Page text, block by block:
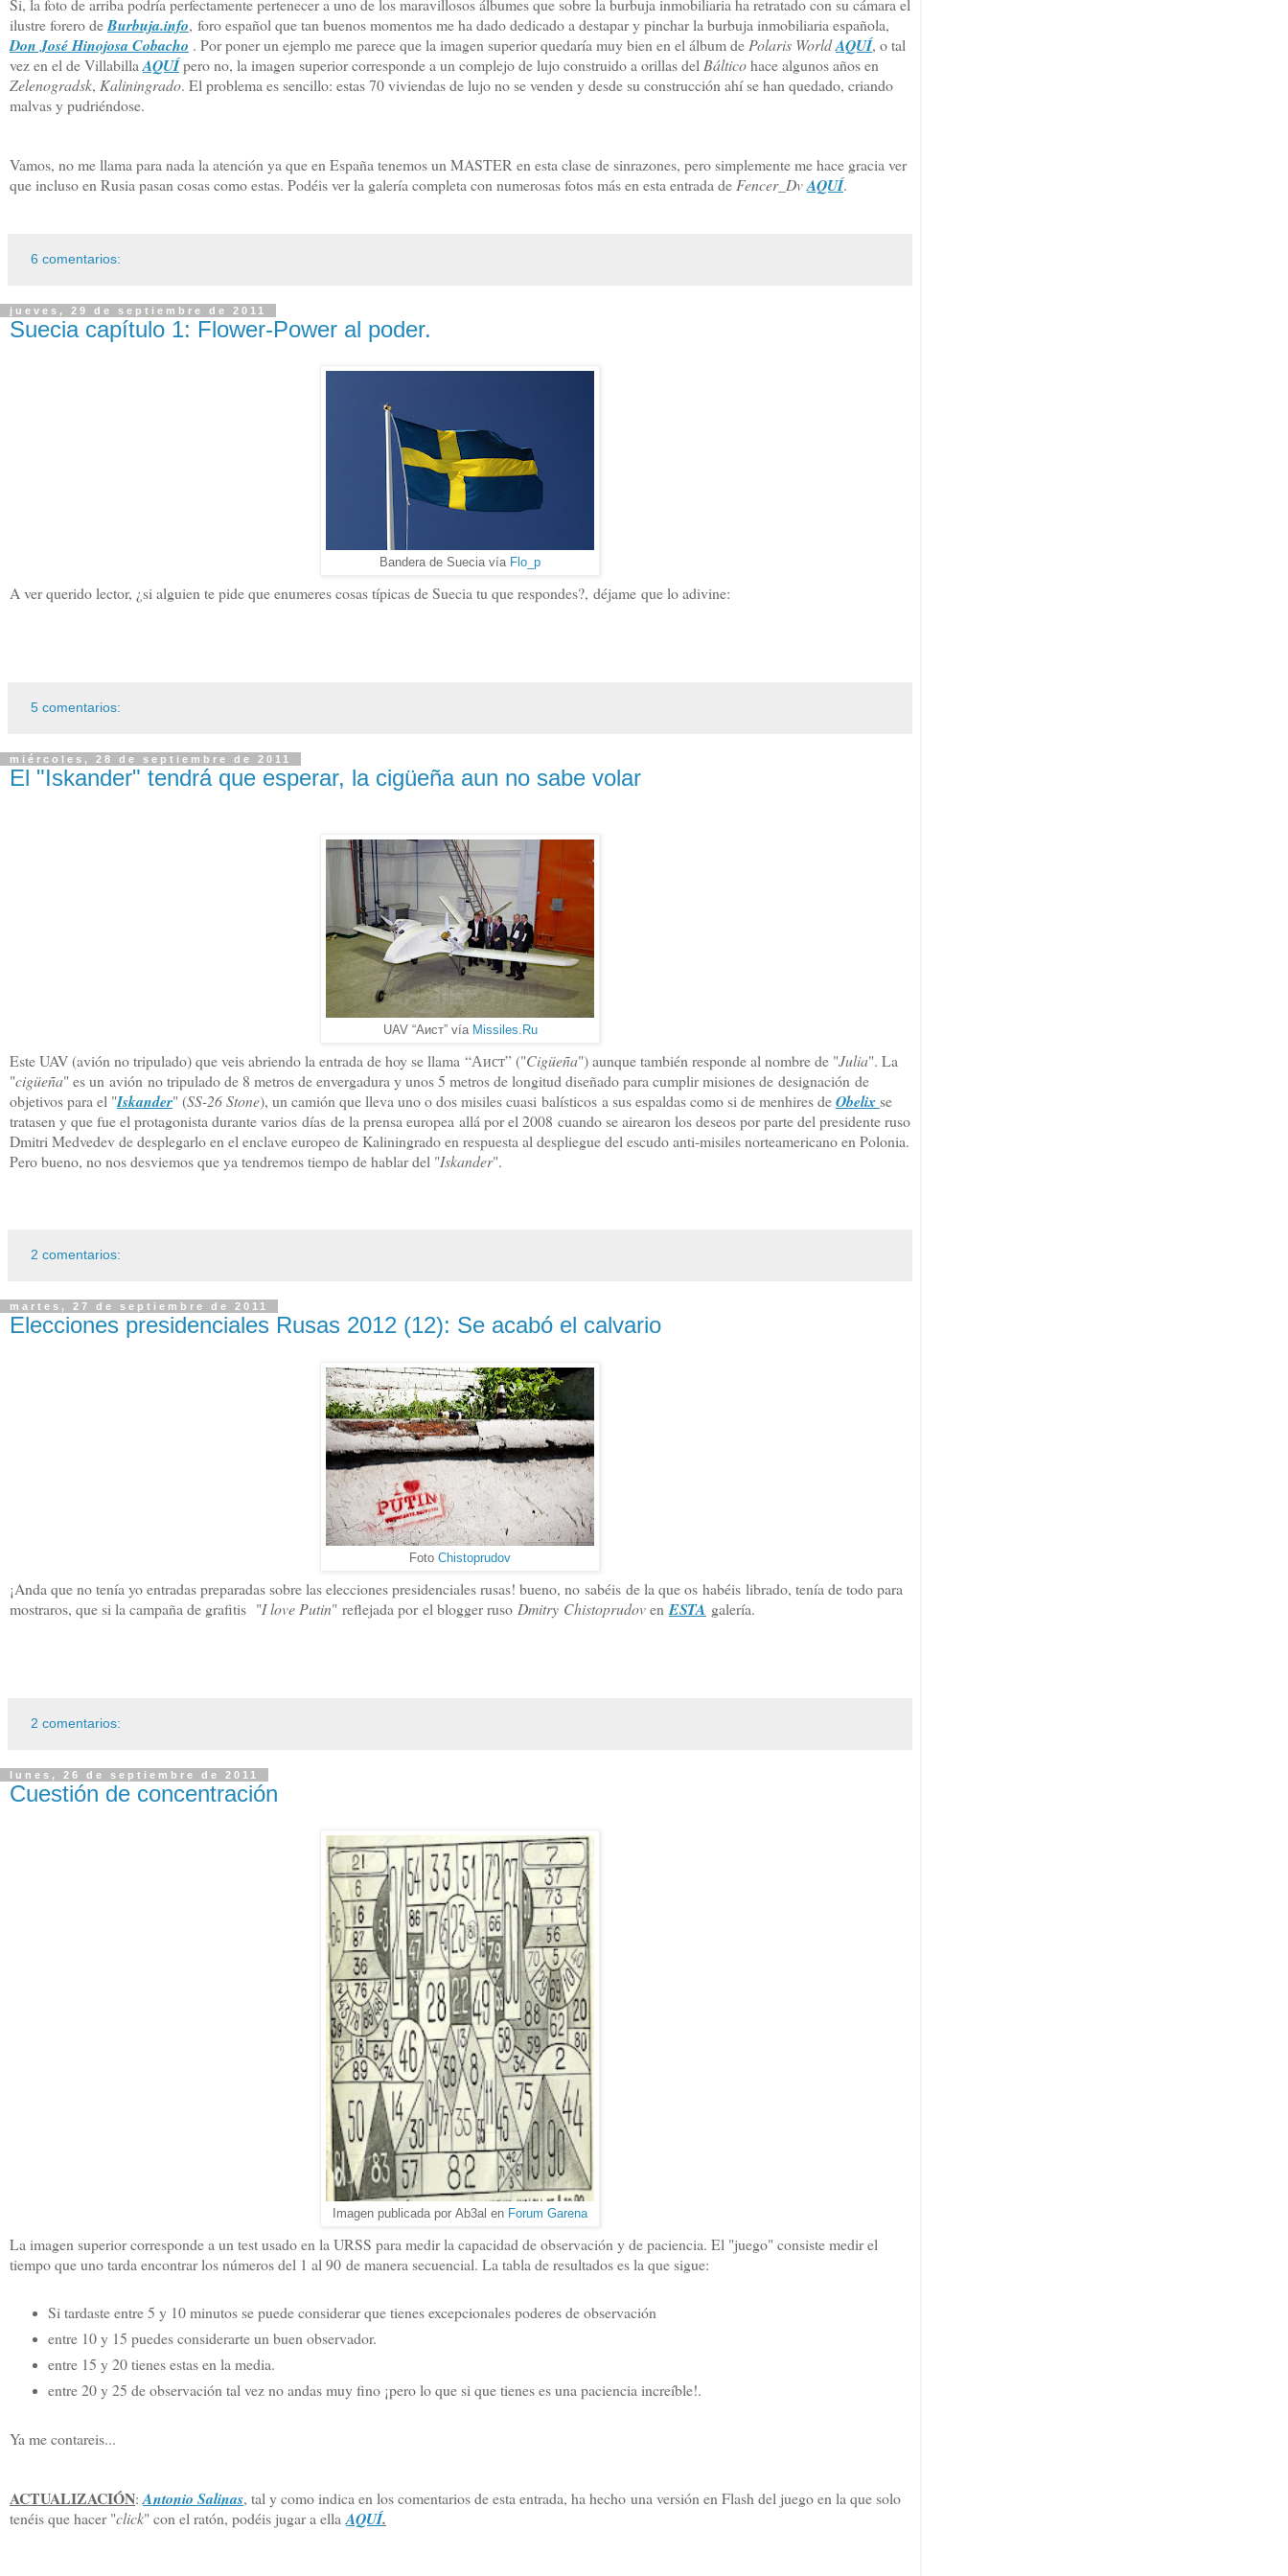
ilustre forero deBurbuja.info, foro español que tan buenos momentos me ha dado dedicado a destapar y pinchar la burbuja inmobiliaria española,
Don José Hinojosa Cobacho . Por poner un ejemplo me parece que la imagen superior quedaría muy bien en el álbum de Polaris WorldAQUÍ, o tal
vez en el de Villabilla AQUÍpero no, la imagen superior corresponde a un complejo de lujo construido a orillas del Bálticohace algunos años en
Zelenogradsk, Kaliningrado. El problema es sencillo: estas 70 viviendas de lujo no se venden y desde su construcción ahí se han quedado, criando
malvas y pudriéndose.
Vamos, no me llama para nada la atención ya que en España tenemos un MASTER en esta clase de sinrazones, pero simplemente me hace gracia ver
que incluso en Rusia pasan cosas como estas. Podéis ver la galería completa con numerosas fotos más en esta entrada de Fencer_DvAQUÍ.
6 comentarios:
jueves, 29 de septiembre de 2011
Suecia capítulo 1: Flower-Power al poder.
Bandera de Suecia vía Flo_p
A ver querido lector, ¿si alguien te pide que enumeres cosas típicas de Suecia tu que respondes?, déjame que lo adivine:
5 comentarios:
miércoles, 28 de septiembre de 2011
El "Iskander" tendrá que esperar, la cigüeña aun no sabe volar
UAV “Аист” vía Missiles.Ru
Este UAV (avión no tripulado) que veis abriendo la entrada de hoy se llama “Аист” ("Cigüeña") aunque también responde al nombre de "Julia". La
"cigüeña" es un avión no tripulado de 8 metros de envergadura y unos 5 metros de longitud diseñado para cumplir misiones de designación de
objetivos para el "Iskander" (SS-26 Stone), un camión que lleva uno o dos misiles cuasi balísticos a sus espaldas como si de menhires deObelixse
tratasen y que fue el protagonista durante varios días de la prensa europea allá por el 2008 cuando se airearon los deseos por parte del presidente ruso
Dmitri Medvedev de desplegarlo en el enclave europeo de Kaliningrado en respuesta al despliegue del escudo anti-misiles norteamericano en Polonia.
Pero bueno, no nos desviemos que ya tendremos tiempo de hablar del "Iskander".
2 comentarios:
martes, 27 de septiembre de 2011
Elecciones presidenciales Rusas 2012 (12): Se acabó el calvario
Foto Chistoprudov
¡Anda que no tenía yo entradas preparadas sobre las elecciones presidenciales rusas! bueno, no sabéis de la que os habéis librado, tenía de todo para
mostraros, que si la campaña de grafitis "I love Putin" reflejada por el blogger ruso Dmitry Chistoprudoven ESTA galería.
2 comentarios:
lunes, 26 de septiembre de 2011
Cuestión de concentración
Imagen publicada por Ab3al en Forum Garena
La imagen superior corresponde a un test usado en la URSS para medir la capacidad de observación y de paciencia. El "juego" consiste medir el
tiempo que uno tarda encontrar los números del 1 al 90 de manera secuencial. La tabla de resultados es la que sigue:
Si tardaste entre 5 y 10 minutos se puede considerar que tienes excepcionales poderes de observación
entre 10 y 15 puedes considerarte un buen observador.
entre 15 y 20 tienes estas en la media.
entre 20 y 25 de observación tal vez no andas muy fino ¡pero lo que si que tienes es una paciencia increíble!.
Ya me contareis...
ACTUALIZACIÓN: Antonio Salinas, tal y como indica en los comentarios de esta entrada, ha hecho una versión en Flash del juego en la que solo
tenéis que hacer "click" con el ratón, podéis jugar a ella AQUÍ.